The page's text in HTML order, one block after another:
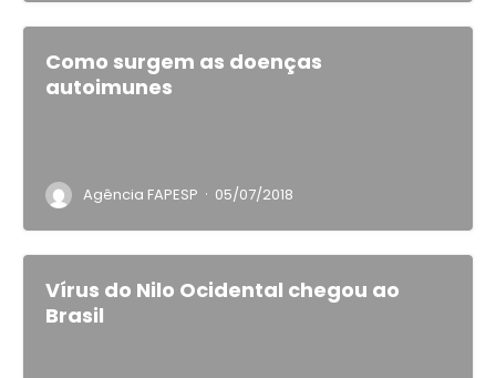
Como surgem as doenças
autoimunes
Agência FAPESP · 05/07/2018
Vírus do Nilo Ocidental chegou ao
Brasil